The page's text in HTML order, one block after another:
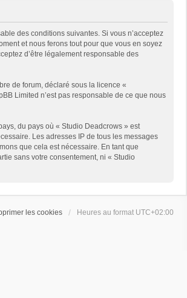
des conditions suivantes. Si vous n’acceptez
et nous ferons tout pour que vous en soyez
d’être légalement responsable des
de forum, déclaré sous la licence «
Limited n’est pas responsable de ce que nous
du pays où « Studio Deadcrows » est
Les adresses IP de tous les messages
que cela est nécessaire. En tant que
sans votre consentement, ni « Studio
les cookies Heures au format UTC+02:00